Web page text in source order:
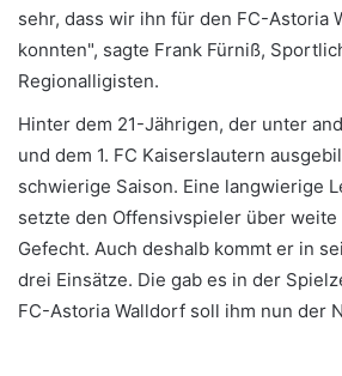
sehr, dass wir ihn für den FC-Astoria
konnten", sagte Frank Fürniß,
Regionalligisten.
Hinter dem 21-Jährigen, der unter
und dem 1. FC Kaiserslautern
schwierige Saison. Eine langwierige
setzte den Offensivspieler über
Gefecht. Auch deshalb kommt er in
drei Einsätze. Die gab es in der
FC-Astoria Walldorf soll ihm nun der